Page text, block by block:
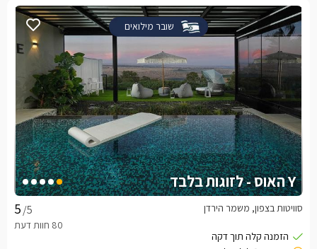
שובר מילואים
Y האוס - לזוגות בלבד
/5 סוויטות בצפון, משמר הירדן